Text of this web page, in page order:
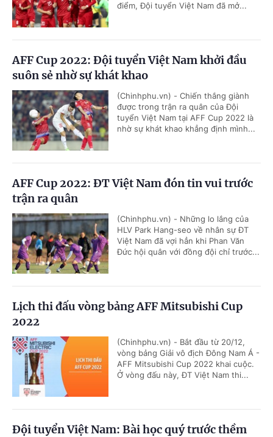
điểm, Đội tuyển Việt Nam đã mở...
AFF Cup 2022: Đội tuyển Việt Nam khởi đầu
suôn sẻ nhờ sự khát khao
(Chinhphu.vn) - Chiến thắng giành
được trong trận ra quân của Đội
tuyển Việt Nam tại AFF Cup 2022 là
nhờ sự khát khao khẳng định mình...
AFF Cup 2022: ĐT Việt Nam đón tin vui trước
trận ra quân
(Chinhphu.vn) - Những lo lắng của
HLV Park Hang-seo về nhân sự ĐT
Việt Nam đã vợi hẳn khi Phan Văn
Đức hội quân với đồng đội chỉ trước...
Lịch thi đấu vòng bảng AFF Mitsubishi Cup
2022
(Chinhphu.vn) - Bắt đầu từ 20/12,
vòng bảng Giải vô địch Đông Nam Á -
AFF Mitsubishi Cup 2022 khai cuộc.
Ở vòng đấu này, ĐT Việt Nam thi...
Đội tuyển Việt Nam: Bài học quý trước thềm